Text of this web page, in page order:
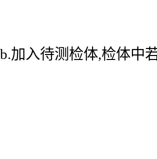
b.加入待测检体,检体中